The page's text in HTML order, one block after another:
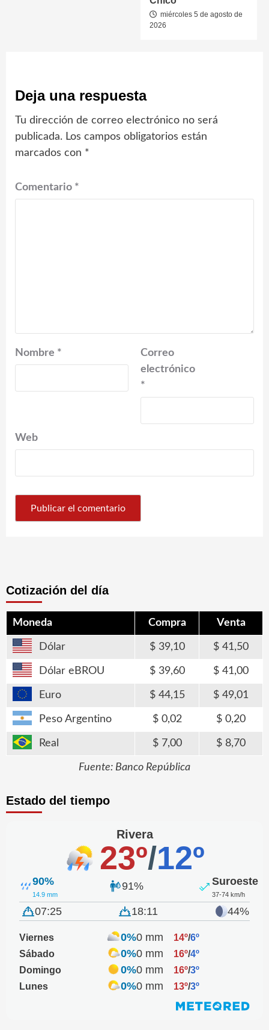
miércoles 5 de agosto de
2026
Deja una respuesta
Tu dirección de correo electrónico no será
publicada. Los campos obligatorios están
marcados con *
Comentario *
Nombre *
Correo
electrónico
*
Web
Cotización del día
Moneda Compra Venta
Dólar 39,10 41,50
Dólar eBROU 39,60 41,00
Euro 44,15 49,01
Peso Argentino 0,02 0,20
Real 7,00 8,70
Fuente: Banco República
Estado del tiempo
Rivera
23º/12º
90%
14.9 mm
91% Suroeste
37-74 km/h
07:25 18:11 44%
Viernes 0%0 mm 14º/6º
Sábado
0%0 mm 16º/4º
Domingo
0%0 mm 16º/3º
Lunes
0%0 mm 13º/3º